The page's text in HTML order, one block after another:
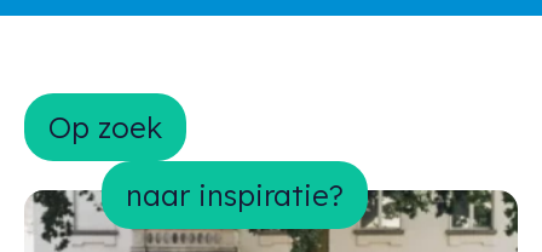
Op zoek naar inspiratie?
Op zoek
naar inspiratie?